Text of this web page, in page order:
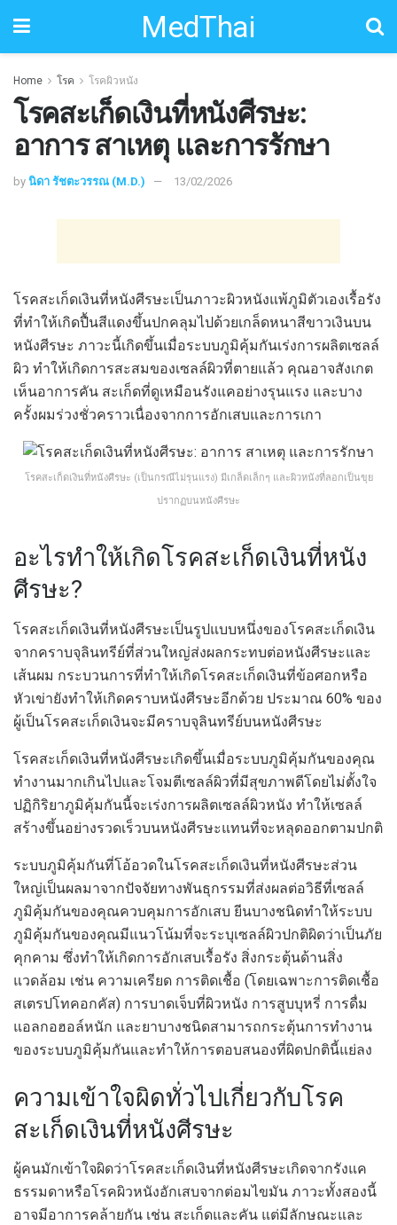
MedThai
Home โรค โรคผิวหนัง
โรคสะเก็ดเงินที่หนังศีรษะ:
อาการ สาเหตุ และการรักษา
by นิดา รัชตะวรรณ (M.D.) 13/02/2026
โรคสะเก็ดเงินที่หนังศีรษะเป็นภาวะผิวหนังแพ้ภูมิตัวเองเรื้อรัง
ที่ทำให้เกิดปื้นสีแดงขึ้นปกคลุมไปด้วยเกล็ดหนาสีขาวเงินบน
หนังศีรษะ ภาวะนี้เกิดขึ้นเมื่อระบบภูมิคุ้มกันเร่งการผลิตเซลล์
ผิว ทำให้เกิดการสะสมของเซลล์ผิวที่ตายแล้ว คุณอาจสังเกต
เห็นอาการคัน สะเก็ดที่ดูเหมือนรังแคอย่างรุนแรง และบาง
ครั้งผมร่วงชั่วคราวเนื่องจากการอักเสบและการเกา
โรคสะเก็ดเงินที่หนังศีรษะ (เป็นกรณีไม่รุนแรง) มีเกล็ดเล็กๆ และผิวหนังที่ลอกเป็นขุย
ปรากฏบนหนังศีรษะ
อะไรทำให้เกิดโรคสะเก็ดเงินที่หนัง
ศีรษะ?
โรคสะเก็ดเงินที่หนังศีรษะเป็นรูปแบบหนึ่งของโรคสะเก็ดเงิน
จากคราบจุลินทรีย์ที่ส่วนใหญ่ส่งผลกระทบต่อหนังศีรษะและ
เส้นผม กระบวนการที่ทำให้เกิดโรคสะเก็ดเงินที่ข้อศอกหรือ
หัวเข่ายังทำให้เกิดคราบหนังศีรษะอีกด้วย ประมาณ 60% ของ
ผู้เป็นโรคสะเก็ดเงินจะมีคราบจุลินทรีย์บนหนังศีรษะ
โรคสะเก็ดเงินที่หนังศีรษะเกิดขึ้นเมื่อระบบภูมิคุ้มกันของคุณ
ทำงานมากเกินไปและโจมตีเซลล์ผิวที่มีสุขภาพดีโดยไม่ตั้งใจ
ปฏิกิริยาภูมิคุ้มกันนี้จะเร่งการผลิตเซลล์ผิวหนัง ทำให้เซลล์
สร้างขึ้นอย่างรวดเร็วบนหนังศีรษะแทนที่จะหลุดออกตามปกติ
ระบบภูมิคุ้มกันที่โอ้อวดในโรคสะเก็ดเงินที่หนังศีรษะส่วน
ใหญ่เป็นผลมาจากปัจจัยทางพันธุกรรมที่ส่งผลต่อวิธีที่เซลล์
ภูมิคุ้มกันของคุณควบคุมการอักเสบ ยีนบางชนิดทำให้ระบบ
ภูมิคุ้มกันของคุณมีแนวโน้มที่จะระบุเซลล์ผิวปกติผิดว่าเป็นภัย
คุกคาม ซึ่งทำให้เกิดการอักเสบเรื้อรัง สิ่งกระตุ้นด้านสิ่ง
แวดล้อม เช่น ความเครียด การติดเชื้อ (โดยเฉพาะการติดเชื้อ
สเตรปโทคอกคัส) การบาดเจ็บที่ผิวหนัง การสูบบุหรี่ การดื่ม
แอลกอฮอล์หนัก และยาบางชนิดสามารถกระตุ้นการทำงาน
ของระบบภูมิคุ้มกันและทำให้การตอบสนองที่ผิดปกตินี้แย่ลง
ความเข้าใจผิดทั่วไปเกี่ยวกับโรค
สะเก็ดเงินที่หนังศีรษะ
ผู้คนมักเข้าใจผิดว่าโรคสะเก็ดเงินที่หนังศีรษะเกิดจากรังแค
ธรรมดาหรือโรคผิวหนังอักเสบจากต่อมไขมัน ภาวะทั้งสองนี้
อาจมีอาการคล้ายกัน เช่น สะเก็ดและคัน แต่มีลักษณะและ